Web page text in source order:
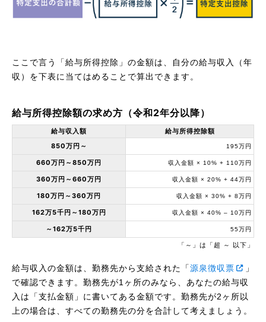
ここで言う「給与所得控除」の金額は、自分の給与収入（年
収）を下表に当てはめることで算出できます。
給与所得控除額の求め方（令和2年分以降）
給与収入額
給与所得控除額
850万円～
195万円
660万円～850万円 収入金額 × 10% + 110万円
360万円～660万円 収入金額 × 20% + 44万円
180万円～360万円 収入金額 × 30% + 8万円
162万5千円～180万円 収入金額 × 40% – 10万円
～162万5千円 55万円
「～」は「超 ～ 以下」
給与収入の金額は、勤務先から支給された「源泉徴収票
」
で確認できます。勤務先が1ヶ所のみなら、あなたの給与収
入は「支払金額」に書いてある金額です。勤務先が2ヶ所以
上の場合は、すべての勤務先の分を合計して考えましょう。